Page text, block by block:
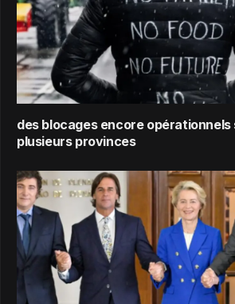
des blocages encore opérationnels
plusieurs provinces